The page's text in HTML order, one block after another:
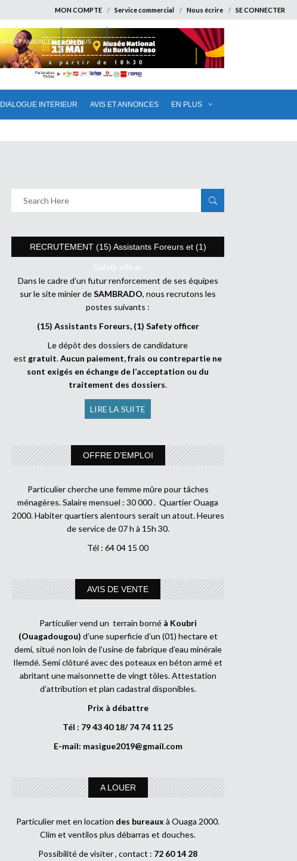
MON COMPTE Service commercial Nous écrire SE CONNECTER
DIALOGUE INTERIEUR AVIS ET ANNONCES EN PLUS
AVIS ET ANNONCES EN PLUS
RECRUTEMENT (15) Assistants Foreurs et (1)
Safety officer
Dans le cadre d’un futur renforcement de ses équipes
sur le site minier deSAMBRADO, nous recrutons les
postes suivants :
(15) Assistants Foreurs, (1) Safety officer
Le dépôt des dossiers de candidature
est gratuit.Aucun paiement, frais ou contrepartie ne
sont exigés en échange de l’acceptation ou du
traitement des dossiers.
LIRE LA SUITE
OFFRE D’EMPLOI
Particulier cherche une femme mûre pour tâches
ménagères. Salaire mensuel : 30 000 . Quartier Ouaga
2000. Habiter quartiers alentours serait un atout. Heures
de service de 07 h à 15h 30.
Tél : 64 04 15 00
AVIS DE VENTE
Particulier vend un terrain borné à Koubri
(Ouagadougou) d’une superficie d’un (01) hectare et
demi, situé non loin de l’usine de fabrique d’eau minérale
Ilemdé. Semi clôturé avec des poteaux en béton armé et
abritant une maisonnette de vingt tôles. Attestation
d’attribution et plan cadastral disponibles.
Prix à débattre
Tél : 79 43 40 18/ 74 74 11 25
E-mail: masigue2019@gmail.com
A LOUER
Particulier met en location des bureaux à Ouaga 2000.
Clim et ventilos plus débarras et douches.
Possibilité de visiter , contact : 72 60 14 28